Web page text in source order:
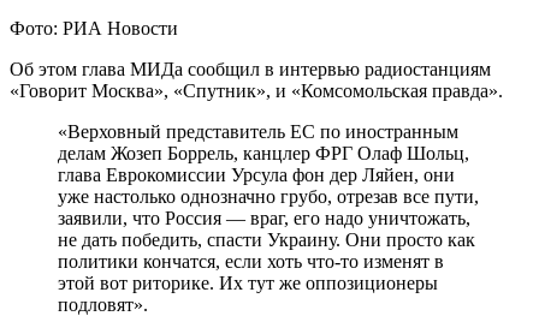
Фото: РИА Новости
Об этом глава МИДа сообщил в интервью радиостанциям
«Говорит Москва», «Спутник», и «Комсомольская правда».
«Верховный представитель ЕС по иностранным
делам Жозеп Боррель, канцлер ФРГ Олаф Шольц,
глава Еврокомиссии Урсула фон дер Ляйен, они
уже настолько однозначно грубо, отрезав все пути,
заявили, что Россия — враг, его надо уничтожать,
не дать победить, спасти Украину. Они просто как
политики кончатся, если хоть что-то изменят в
этой вот риторике. Их тут же оппозиционеры
подловят».